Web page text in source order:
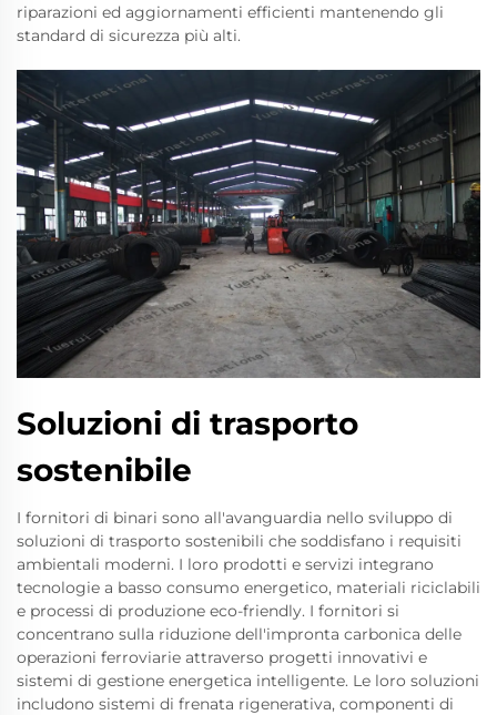
riparazioni ed aggiornamenti efficienti mantenendo gli
standard di sicurezza più alti.
Soluzioni di trasporto
sostenibile
I fornitori di binari sono all'avanguardia nello sviluppo di
soluzioni di trasporto sostenibili che soddisfano i requisiti
ambientali moderni. I loro prodotti e servizi integrano
tecnologie a basso consumo energetico, materiali riciclabili
e processi di produzione eco-friendly. I fornitori si
concentrano sulla riduzione dell'impronta carbonica delle
operazioni ferroviarie attraverso progetti innovativi e
sistemi di gestione energetica intelligente. Le loro soluzioni
includono sistemi di frenata rigenerativa, componenti di